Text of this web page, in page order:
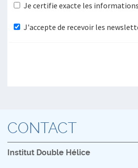
Je certifie exacte les
J'accepte de recevoir les
CONTACT
Institut Double Hélice